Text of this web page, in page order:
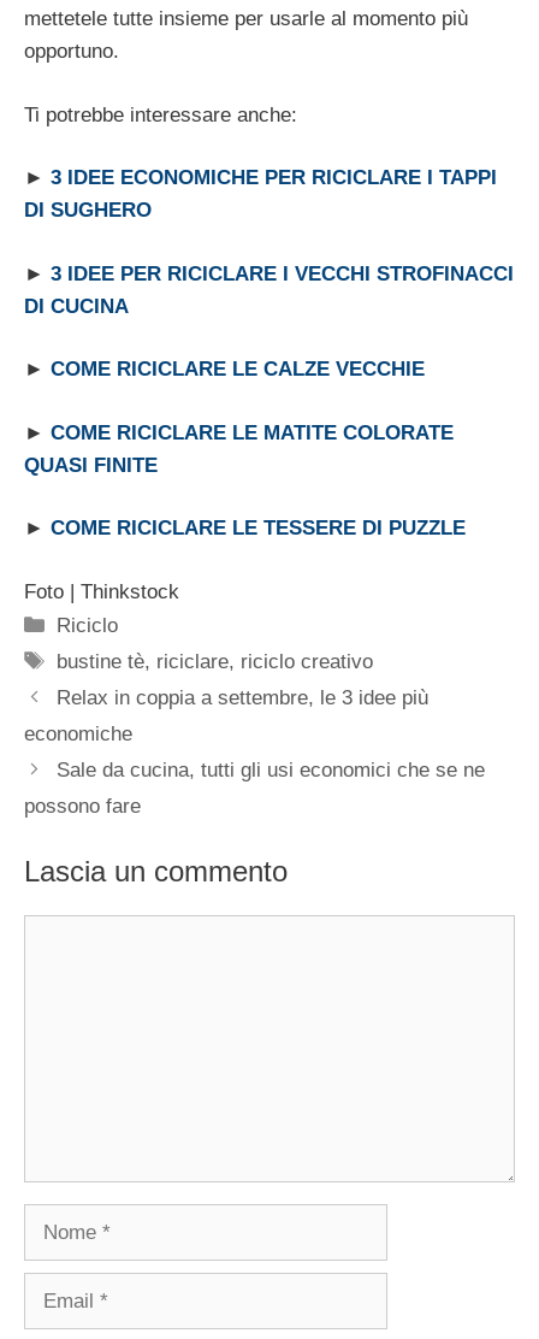
mettetele tutte insieme per usarle al momento più
opportuno.
Ti potrebbe interessare anche:
► 3 IDEE ECONOMICHE PER RICICLARE I TAPPI
DI SUGHERO
► 3 IDEE PER RICICLARE I VECCHI STROFINACCI
DI CUCINA
► COME RICICLARE LE CALZE VECCHIE
► COME RICICLARE LE MATITE COLORATE
QUASI FINITE
► COME RICICLARE LE TESSERE DI PUZZLE
Foto | Thinkstock
Categorie
Riciclo
Tag
bustine tè, riciclare, riciclo creativo
Relax in coppia a settembre, le 3 idee più
economiche
Sale da cucina, tutti gli usi economici che se ne
possono fare
Lascia un commento
Nome
Email